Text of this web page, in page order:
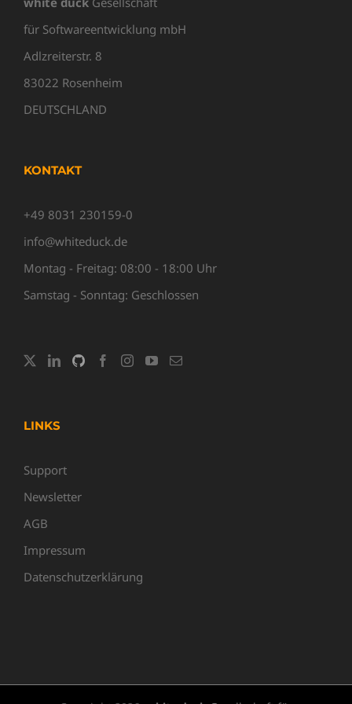
für Softwareentwicklung mbH
Adlzreiterstr. 8
83022 Rosenheim
DEUTSCHLAND
KONTAKT
+49 8031 230159-0
info@whiteduck.de
Montag - Freitag: 08:00 - 18:00 Uhr
Samstag - Sonntag: Geschlossen
LINKS
Support
Newsletter
AGB
Impressum
Datenschutzerklärung